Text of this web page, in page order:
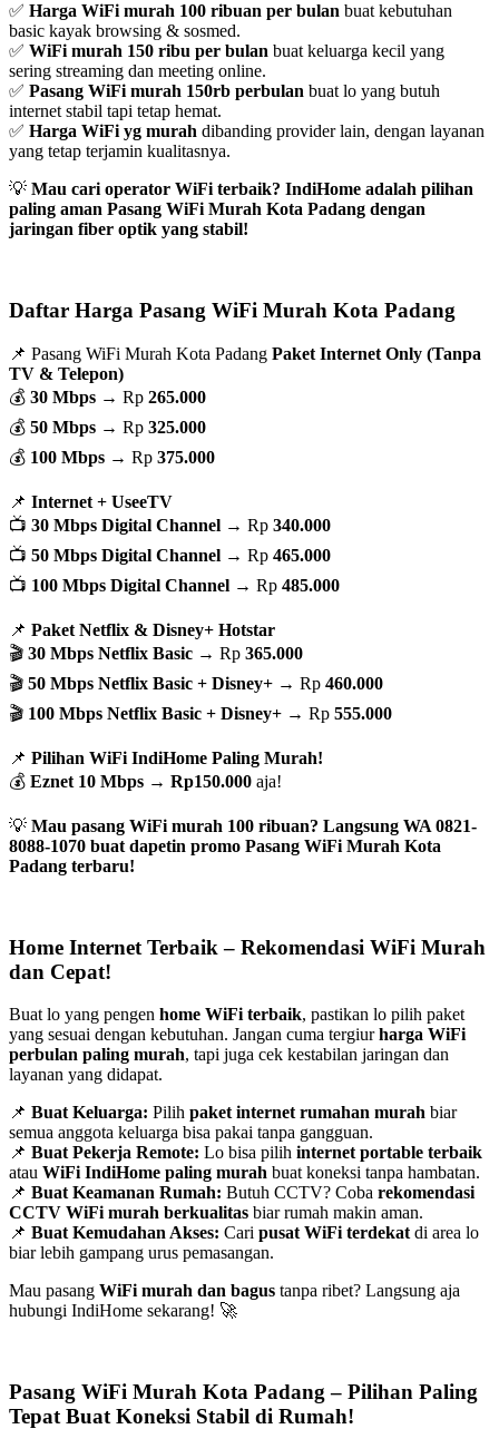
✅ Harga WiFi murah 100 ribuan per bulan buat kebutuhan
basic kayak browsing & sosmed.
✅ WiFi murah 150 ribu per bulan buat keluarga kecil yang
sering streaming dan meeting online.
✅ Pasang WiFi murah 150rb perbulan buat lo yang butuh
internet stabil tapi tetap hemat.
✅ Harga WiFi yg murah dibanding provider lain, dengan layanan
yang tetap terjamin kualitasnya.
💡 Mau cari operator WiFi terbaik? IndiHome adalah pilihan
paling aman Pasang WiFi Murah Kota Padang dengan
jaringan fiber optik yang stabil!
Daftar Harga Pasang WiFi Murah Kota Padang
📌 Pasang WiFi Murah Kota Padang Paket Internet Only (Tanpa
TV & Telepon)
💰 30 Mbps → Rp 265.000
💰 50 Mbps → Rp 325.000
💰 100 Mbps → Rp 375.000
📌 Internet + UseeTV
📺 30 Mbps Digital Channel → Rp 340.000
📺 50 Mbps Digital Channel → Rp 465.000
📺 100 Mbps Digital Channel → Rp 485.000
📌 Paket Netflix & Disney+ Hotstar
🎬 30 Mbps Netflix Basic → Rp 365.000
🎬 50 Mbps Netflix Basic + Disney+ → Rp 460.000
🎬 100 Mbps Netflix Basic + Disney+ → Rp 555.000
📌 Pilihan WiFi IndiHome Paling Murah!
💰 Eznet 10 Mbps → Rp150.000 aja!
💡 Mau pasang WiFi murah 100 ribuan? Langsung WA 0821-
8088-1070 buat dapetin promo Pasang WiFi Murah Kota
Padang terbaru!
Home Internet Terbaik – Rekomendasi WiFi Murah
dan Cepat!
Buat lo yang pengen home WiFi terbaik, pastikan lo pilih paket
yang sesuai dengan kebutuhan. Jangan cuma tergiurharga WiFi
perbulan paling murah, tapi juga cek kestabilan jaringan dan
layanan yang didapat.
📌 Buat Keluarga: Pilih paket internet rumahan murah biar
semua anggota keluarga bisa pakai tanpa gangguan.
📌 Buat Pekerja Remote: Lo bisa pilih internet portable terbaik
atau WiFi IndiHome paling murah buat koneksi tanpa hambatan.
📌 Buat Keamanan Rumah: Butuh CCTV? Coba rekomendasi
CCTV WiFi murah berkualitas biar rumah makin aman.
📌 Buat Kemudahan Akses: Cari pusat WiFi terdekat di area lo
biar lebih gampang urus pemasangan.
Mau pasang WiFi murah dan bagus tanpa ribet? Langsung aja
hubungi IndiHome sekarang! 🚀
Pasang WiFi Murah Kota Padang – Pilihan Paling
Tepat Buat Koneksi Stabil di Rumah!